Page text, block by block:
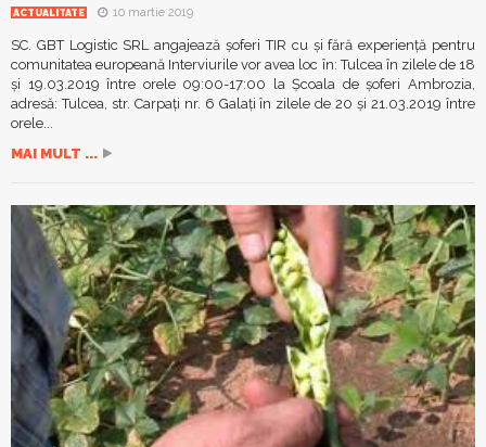
ACTUALITATE 10 martie 2019
SC. GBT Logistic SRL angajează şoferi TIR cu şi fără experienţă pentru
comunitatea europeană Interviurile vor avea loc în: Tulcea în zilele de 18
şi 19.03.2019 între orele 09:00-17:00 la Şcoala de şoferi Ambrozia,
adresă: Tulcea, str. Carpaţi nr. 6 Galaţi în zilele de 20 şi 21.03.2019 între
orele...
MAI MULT ...